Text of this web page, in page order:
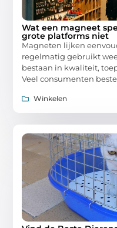
Wat een magneet
grote platforms niet
Magneten lijken
regelmatig gebruikt
bestaan in kwaliteit,
Veel consumenten
Winkelen